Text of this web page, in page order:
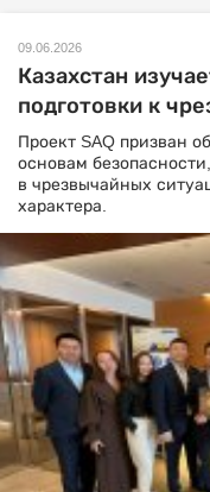
09.06.2026
Казахстан
подготовки к
Проект SAQ призван
основам
в чрезвычайных
характера.